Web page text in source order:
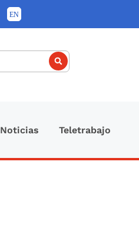
Noticias Teletrabajo